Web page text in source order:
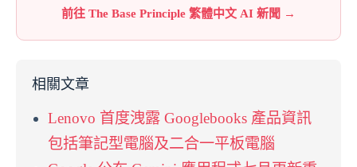
前往 The Base Principle 繁體中文 AI 新聞 →
相關文章
Lenovo 首度洩露 Googlebooks 產品資訊
包括筆記型電腦及二合一平板電腦